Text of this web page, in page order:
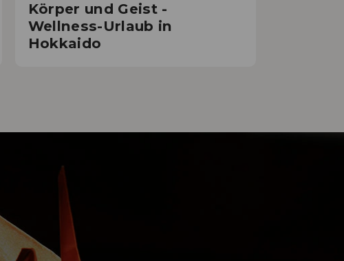
Körper und Geist -
Wellness-Urlaub in
Hokkaido